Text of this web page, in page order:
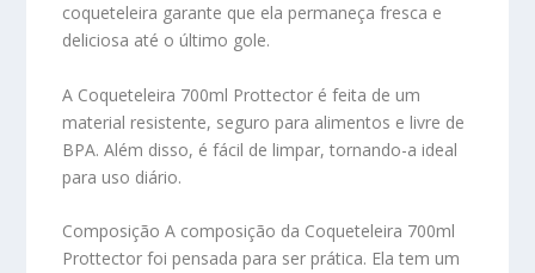
coqueteleira garante que ela permaneça fresca e
deliciosa até o último gole.
A Coqueteleira 700ml Prottector é feita de um
material resistente, seguro para alimentos e livre de
BPA. Além disso, é fácil de limpar, tornando-a ideal
para uso diário.
Composição A composição da Coqueteleira 700ml
Prottector foi pensada para ser prática. Ela tem um